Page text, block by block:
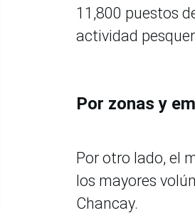
11,800 puestos
actividad
Por zonas y
Por otro lado, el
los mayores
Chancay.